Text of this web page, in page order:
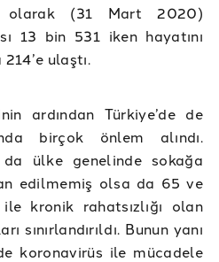
olarak (31 Mart 2020)
13 bin 531 iken hayatını
ulaştı.
ardından Türkiye’de de
birçok önlem alındı.
ülke genelinde sokağa
edilmemiş olsa da 65 ve
kronik rahatsızlığı olan
sınırlandırıldı. Bunun yanı
koronavirüs ile mücadele